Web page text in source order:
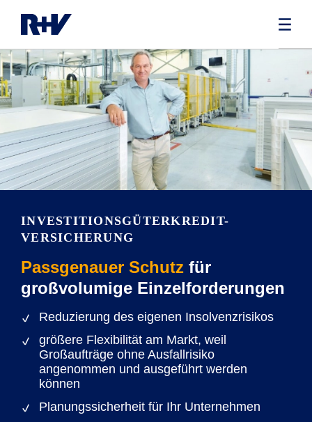
INVESTITIONSGÜTERKREDIT-
VERSICHERUNG
Passgenauer Schutz für
großvolumige Einzelforderungen
Reduzierung des eigenen Insolvenzrisikos
größere Flexibilität am Markt, weil
Großaufträge ohne Ausfallrisiko
angenommen und ausgeführt werden
können
Planungssicherheit für Ihr Unternehmen